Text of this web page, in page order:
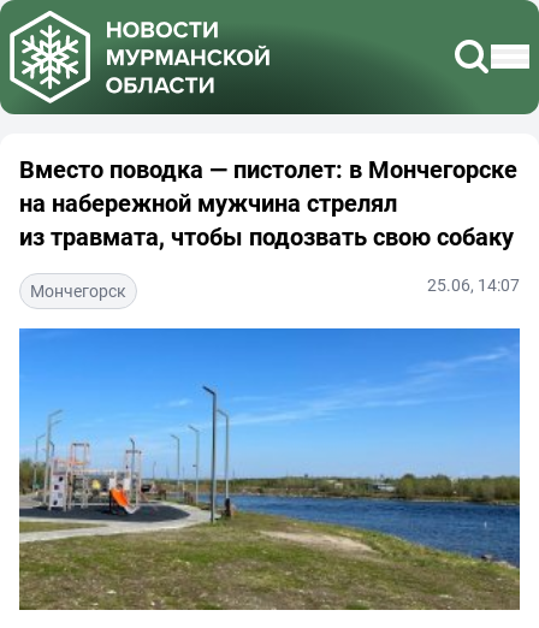
Вместо поводка — пистолет: в Мончегорске
на набережной мужчина стрелял
из травмата, чтобы подозвать свою собаку
Мончегорск 25.06, 14:07